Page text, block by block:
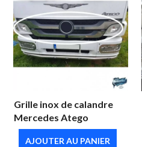
Grille inox de calandre
Mercedes Atego
AJOUTER AU PANIER